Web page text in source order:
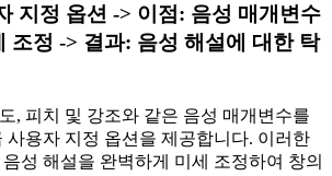
지정 옵션 -> 이점: 음성 매개변수
조정 -> 결과: 음성 해설에 대한 탁
, 피치 및 강조와 같은 음성 매개변수를
사용자 지정 옵션을 제공합니다. 이러한
성 해설을 완벽하게 미세 조정하여 창의